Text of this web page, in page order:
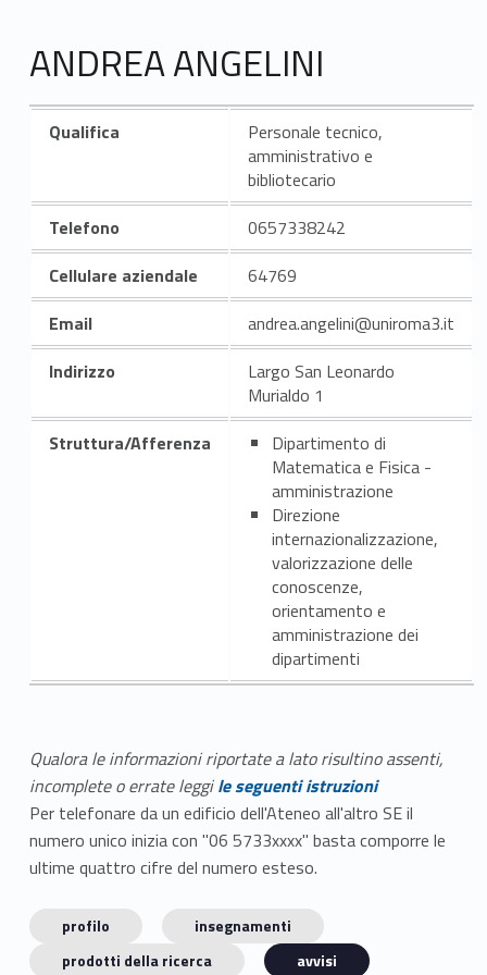
ANDREA ANGELINI
Qualifica
Personale tecnico,
amministrativo e
bibliotecario
Telefono
0657338242
Cellulare aziendale
64769
Email
andrea.angelini@uniroma3.it
Indirizzo
Largo San Leonardo
Murialdo 1
Struttura/Afferenza
Dipartimento di
Matematica e Fisica -
amministrazione
Direzione
internazionalizzazione,
valorizzazione delle
conoscenze,
orientamento e
amministrazione dei
dipartimenti
Qualora le informazioni riportate a lato risultino assenti,
incomplete o errate leggile seguenti istruzioni
Per telefonare da un edificio dell'Ateneo all'altro SE il
numero unico inizia con "06 5733xxxx" basta comporre le
ultime quattro cifre del numero esteso.
profilo
insegnamenti
prodotti della ricerca
avvisi